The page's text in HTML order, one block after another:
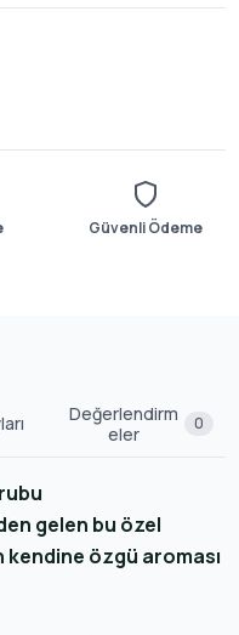
Güvenli Ödeme
Değerlendirm
eler
0
gelen bu özel
kendine özgü aroması